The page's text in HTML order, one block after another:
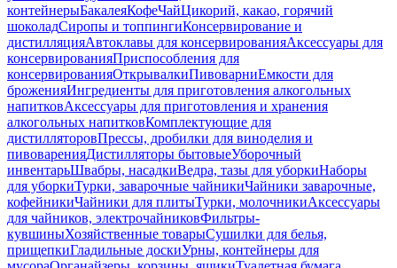
контейнерыБакалеяКофеЧайЦикорий, какао, горячий
шоколадСиропы и топпингиКонсервирование и
дистилляцияАвтоклавы для консервированияАксессуары для
консервированияПриспособления для
консервированияОткрывалкиПивоварниЕмкости для
броженияИнгредиенты для приготовления алкогольных
напитковАксессуары для приготовления и хранения
алкогольных напитковКомплектующие для
дистилляторовПрессы, дробилки для виноделия и
пивоваренияДистилляторы бытовыеУборочный
инвентарьШвабры, насадкиВедра, тазы для уборкиНаборы
для уборкиТурки, заварочные чайникиЧайники заварочные,
кофейникиЧайники для плитыТурки, молочникиАксессуары
для чайников, электрочайниковФильтры-
кувшиныХозяйственные товарыСушилки для белья,
прищепкиГладильные доскиУрны, контейнеры для